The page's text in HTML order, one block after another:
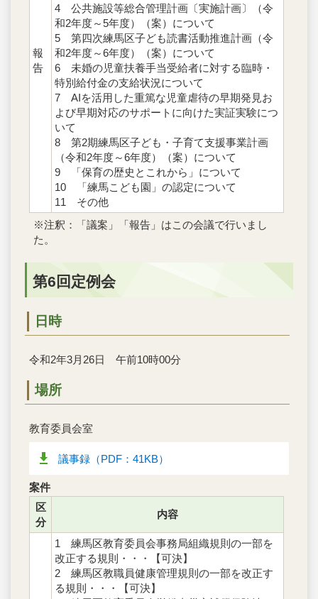
報
告
4 公共施設等総合管理計画〔実施計画〕（令
和2年度～5年度）（案）について
5 第四次練馬区子ども読書活動推進計画（令
和2年度～6年度）（案）について
6 未婚の児童扶養手当受給者に対する臨時・
特別給付金の支給状況について
7 AIを活用した重篤な児童虐待の早期発見お
よび早期対応のサポートに向けた実証実験につ
いて
8 第2期練馬区子ども・子育て支援事業計画
（令和2年度～6年度）（案）について
9 「保育の歴史とこれから」について
10 「練馬こども園」の認定について
11 その他
※注釈：「議案」「報告」はこの会議で行いまし
た。
第6回定例会
日時
令和2年3月26日 午前10時00分
場所
教育委員会室
議事録（PDF：41KB）
案件
区
分
内容
1 練馬区教育委員会事務局組織規則の一部を
改正する規則・・・【可決】
2 練馬区教職員健康管理規則の一部を改正す
る規則・・・【可決】